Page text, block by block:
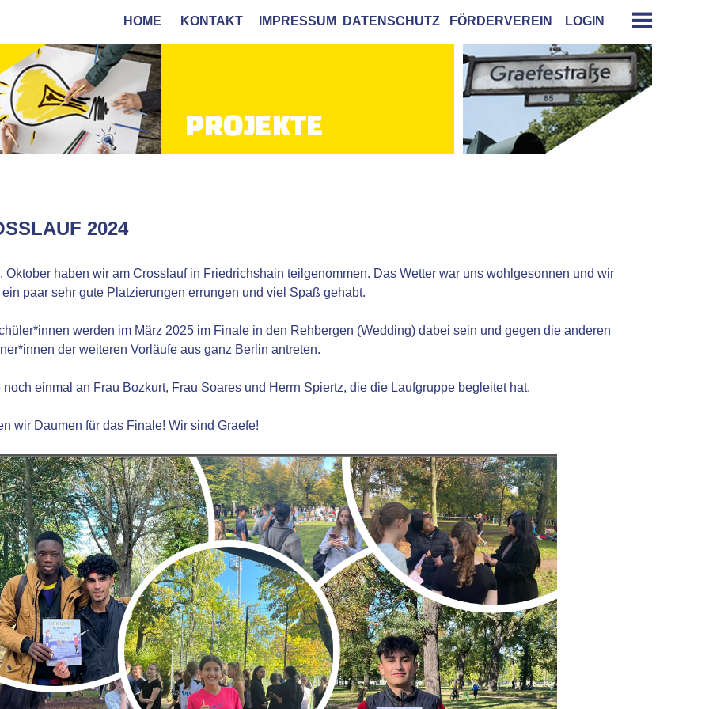
HOME KONTAKT IMPRESSUM DATENSCHUTZ FÖRDERVEREIN LOGIN
2024
Oktober haben wir am Crosslauf in Friedrichshain teilgenommen. Das Wetter war uns wohlgesonnen und wir
ein paar sehr gute Platzierungen errungen und viel Spaß gehabt.
werden im März 2025 im Finale in den Rehbergen (Wedding) dabei sein und gegen die anderen
der weiteren Vorläufe aus ganz Berlin antreten.
noch einmal an Frau Bozkurt, Frau Soares und Herrn Spiertz, die die Laufgruppe begleitet hat.
wir Daumen für das Finale! Wir sind Graefe!